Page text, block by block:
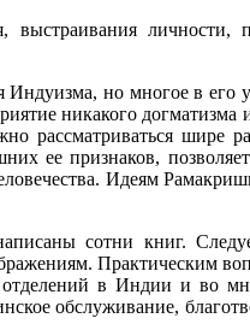
личности,
но многое в его
никакого
шире
ее признаков,
Идеям
сотни книг.
Практическим
в Индии и во
обслуживание,